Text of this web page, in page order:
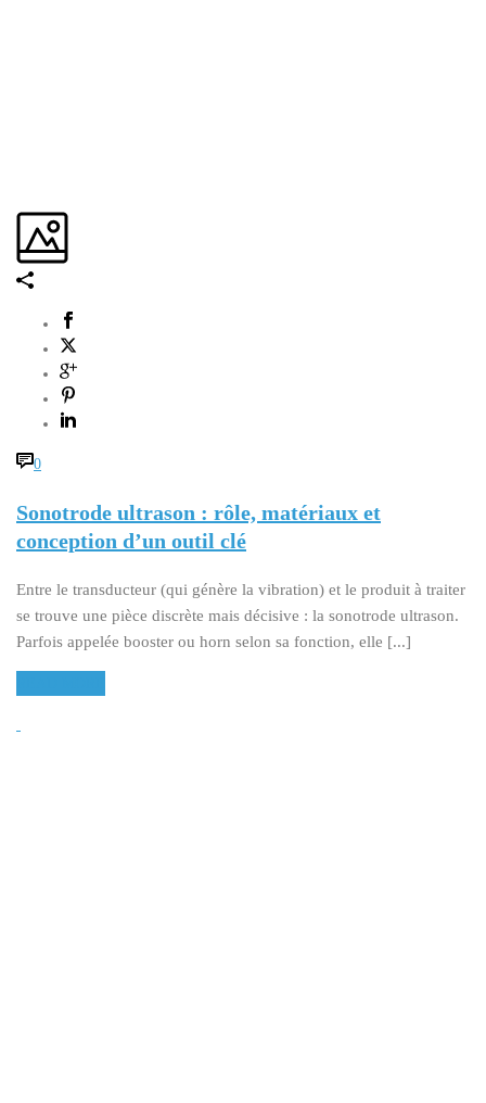
0
Sonotrode ultrason : rôle, matériaux et
conception d’un outil clé
Entre le transducteur (qui génère la vibration) et le produit à traiter
se trouve une pièce discrète mais décisive : la sonotrode ultrason.
Parfois appelée booster ou horn selon sa fonction, elle [...]